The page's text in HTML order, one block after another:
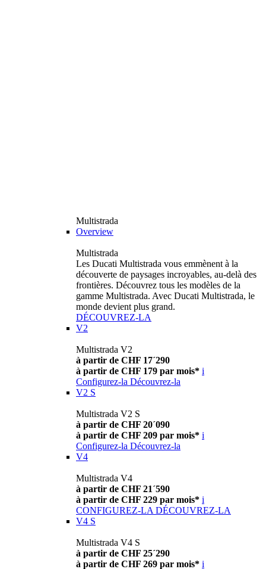
Multistrada
Overview
Multistrada
Les Ducati Multistrada vous emmènent à la
découverte de paysages incroyables, au-delà des
frontières. Découvrez tous les modèles de la
gamme Multistrada. Avec Ducati Multistrada, le
monde devient plus grand.
DÉCOUVREZ-LA
V2
Multistrada V2
à partir de CHF 17´290
à partir de CHF 179 par mois* i
Configurez-la Découvrez-la
V2 S
Multistrada V2 S
à partir de CHF 20´090
à partir de CHF 209 par mois* i
Configurez-la Découvrez-la
V4
Multistrada V4
à partir de CHF 21´590
à partir de CHF 229 par mois* i
CONFIGUREZ-LA DÉCOUVREZ-LA
V4 S
Multistrada V4 S
à partir de CHF 25´290
à partir de CHF 269 par mois* i